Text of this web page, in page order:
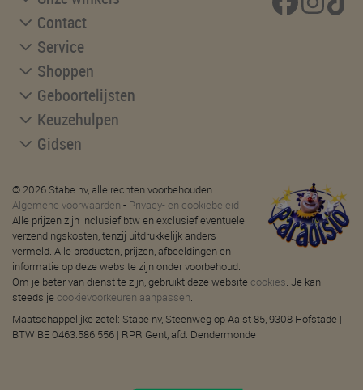
Contact
Service
Shoppen
Geboortelijsten
Keuzehulpen
Gidsen
© 2026 Stabe nv, alle rechten voorbehouden.
Algemene voorwaarden - Privacy- en cookiebeleid
Alle prijzen zijn inclusief btw en exclusief eventuele
verzendingskosten, tenzij uitdrukkelijk anders
vermeld. Alle producten, prijzen, afbeeldingen en
informatie op deze website zijn onder voorbehoud.
Om je beter van dienst te zijn, gebruikt deze website cookies. Je kan
steeds je cookievoorkeuren aanpassen.
Maatschappelijke zetel: Stabe nv, Steenweg op Aalst 85, 9308 Hofstade |
BTW BE 0463.586.556 | RPR Gent, afd. Dendermonde